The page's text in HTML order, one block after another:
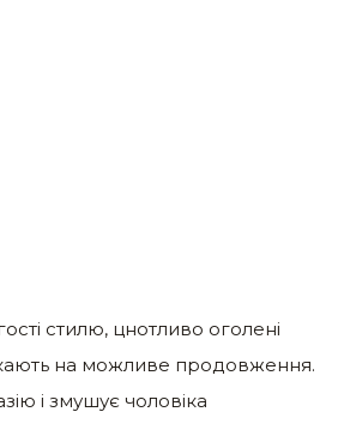
стилю, цнотливо оголені
на можливе продовження.
і змушує чоловіка